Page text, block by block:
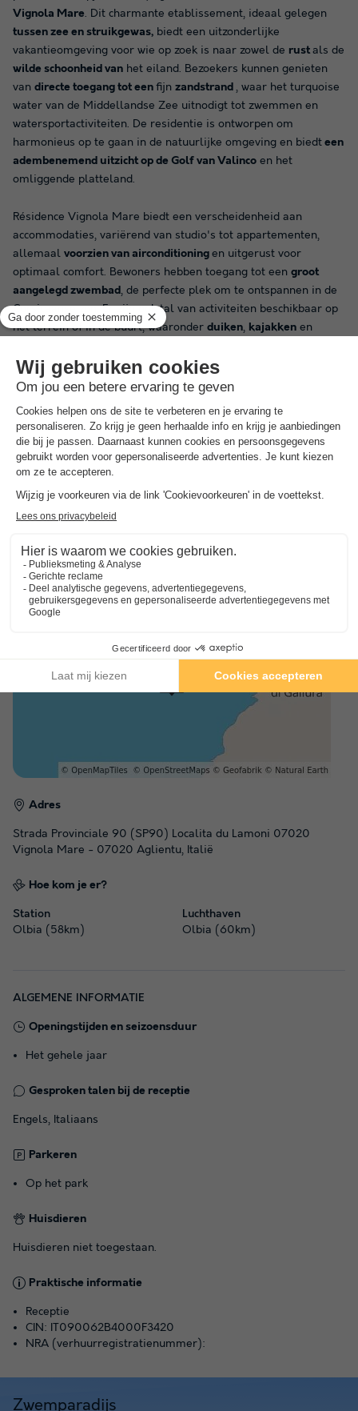
Vignola Mare. Dit charmante etablissement, ideaal gelegen
tussen zee en struikgewas, biedt een uitzonderlijke
vakantieomgeving voor wie op zoek is naar zowel de rustals de
wilde schoonheid van het eiland. Bezoekers kunnen genieten
van directe toegang tot eenfijn zandstrand, waar het turquoise
water van de Middellandse Zee uitnodigt tot zwemmen en
watersportactiviteiten. De residentie is ontworpen om
harmonieus op te gaan in de natuurlijke omgeving en biedteen
adembenemend uitzicht op de Golf van Valinco en het
omliggende platteland.
Résidence Vignola Mare biedt een verscheidenheid aan
accommodaties, variërend van studio's tot appartementen,
allemaal voorzien van airconditioningen uitgerust voor
optimaal comfort. Bewoners hebben toegang tot een groot
aangelegd zwembad, de perfecte plek om te ontspannen in de
Corsicaanse zon. Er zijn ook tal van activiteiten beschikbaar op
het terrein of in de buurt, waaronder duiken, kajakken en
fauna te ontdekken. Voor cultuurliefhebbers betekent de
nabijheid vanOlmetoenPropriano dat je de tradities en
Of je nu op zoek bent naar een gezinsvakantie, een romantisch
uitje of een vakantie met vrienden, Résidence Pierre &
Vacances Vignola Mare is een ideale bestemming om het
zuiden van Corsica te ontdekken. Het combineert hetcomfort
van eenkwaliteitsaccommodatie
plek om nieuwe energie op te doen, weg van de drukte van de
grote steden, terwijl je geniet van
gastvrijheidvan het Schoneiland.
Adres
Strada Provinciale 90 (SP90) Localita du Lamoni 07020
Vignola Mare - 07020 Aglientu, Italië
Hoe kom je er?
Station
Olbia (58km)
Luchthaven
Olbia (60km)
ALGEMENE INFORMATIE
Openingstijden en seizoensduur
Het gehele jaar
Gesproken talen bij de receptie
Engels, Italiaans
Parkeren
Op het park
Huisdieren
Huisdieren niet toegestaan.
Praktische informatie
Receptie
CIN: IT090062B4000F3420
NRA (verhuurregistratienummer):
Zwemparadijs